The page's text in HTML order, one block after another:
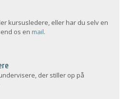
kursusledere, eller har du selv en
os en mail.
der stiller op på